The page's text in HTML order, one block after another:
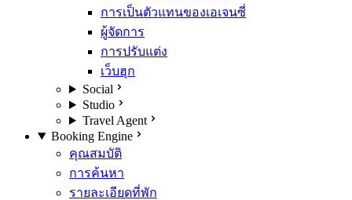
การเป็นตัวแทนของเอเจนซี่
ผู้จัดการ
การปรับแต่ง
เว็บฮุก
Social
Studio
Travel Agent
Booking Engine
คุณสมบัติ
การค้นหา
รายละเอียดที่พัก